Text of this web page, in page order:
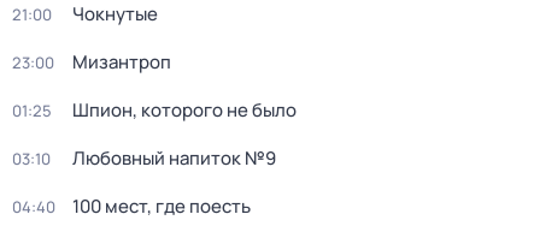
21:00 Чокнутые
23:00 Мизантроп
01:25 Шпион, которого не было
03:10 Любовный напиток №9
04:40 100 мест, где поесть